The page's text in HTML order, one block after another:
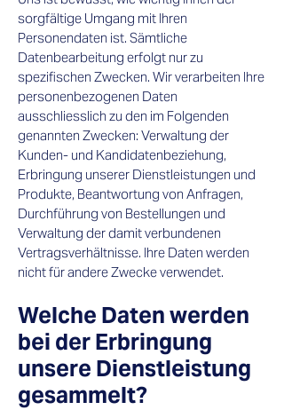
sorgfältige Umgang mit Ihren
Personendaten ist. Sämtliche
Datenbearbeitung erfolgt nur zu
spezifischen Zwecken. Wir verarbeiten Ihre
personenbezogenen Daten
ausschliesslich zu den im Folgenden
genannten Zwecken: Verwaltung der
Kunden- und Kandidatenbeziehung,
Erbringung unserer Dienstleistungen und
Produkte, Beantwortung von Anfragen,
Durchführung von Bestellungen und
Verwaltung der damit verbundenen
Vertragsverhältnisse. Ihre Daten werden
nicht für andere Zwecke verwendet.
Welche Daten werden
bei der Erbringung
unsere Dienstleistung
gesammelt?​